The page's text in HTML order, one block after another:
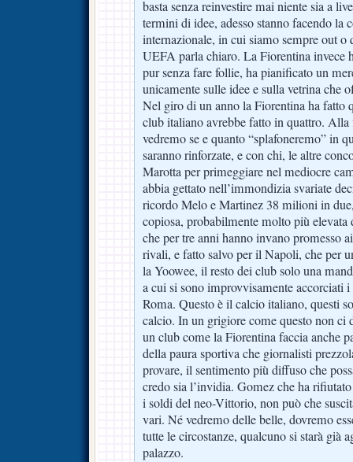
basta senza reinvestire mai niente sia a
termini di idee, adesso stanno facendo la
internazionale, in cui siamo sempre out
UEFA parla chiaro. La Fiorentina invece
pur senza fare follie, ha pianificato un
unicamente sulle idee e sulla vetrina che
Nel giro di un anno la Fiorentina ha fatto
club italiano avrebbe fatto in quattro.
vedremo se e quanto “splafoneremo” in
saranno rinforzate, e con chi, le altre
Marotta per primeggiare nel mediocre
abbia gettato nell’immondizia svariate
ricordo Melo e Martinez 38 milioni in
copiosa, probabilmente molto più elevata
che per tre anni hanno invano promesso
rivali, e fatto salvo per il Napoli, che per
la Yoowee, il resto dei club solo una
a cui si sono improvvisamente accorciati
Roma. Questo è il calcio italiano, questi
calcio. In un grigiore come questo non ci
un club come la Fiorentina faccia anche
della paura sportiva che giornalisti
provare, il sentimento più diffuso che
credo sia l’invidia. Gomez che ha
i soldi del neo-Vittorio, non può che
vari. Né vedremo delle belle, dovremo
tutte le circostanze, qualcuno si starà già
palazzo.